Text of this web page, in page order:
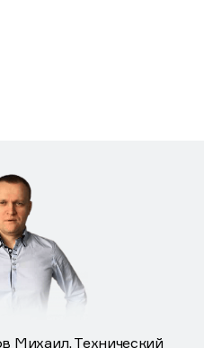
Михаил, Технический